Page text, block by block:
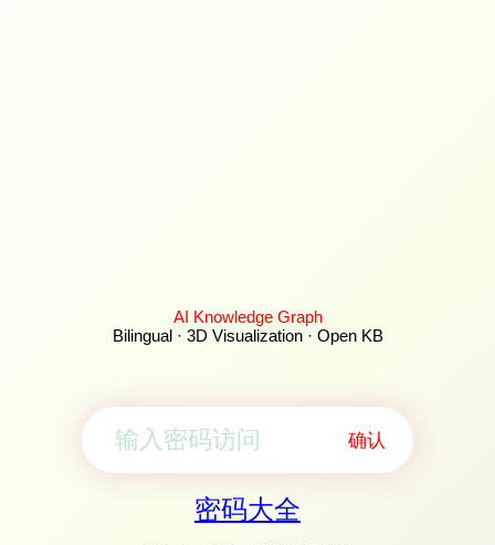
AI Knowledge Graph
Bilingual · 3D Visualization · Open KB
确认
密码大全